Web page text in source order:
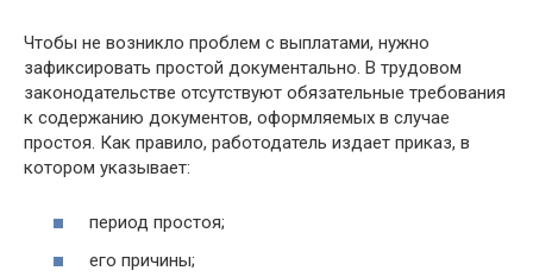
Чтобы не возникло проблем с выплатами, нужно
зафиксировать простой документально. В трудовом
законодательстве отсутствуют обязательные требования
к содержанию документов, оформляемых в случае
простоя. Как правило, работодатель издает приказ, в
котором указывает:
период простоя;
его причины;